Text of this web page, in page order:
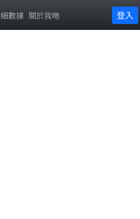
細數據 關於我哋 登入